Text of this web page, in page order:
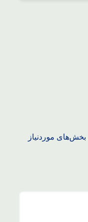
بخش‌های موردنیاز